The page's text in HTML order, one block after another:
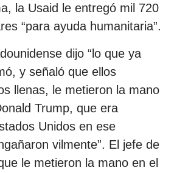
la Usaid le entregó mil 720
“para ayuda humanitaria”.
dijo “lo que ya
y señaló que ellos
llenas, le metieron la mano
Trump, que era
Unidos en ese
vilmente”. El jefe de
le metieron la mano en el